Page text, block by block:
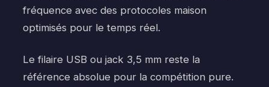
fréquence avec des protocoles maison
optimisés pour le temps réel.
Le filaire USB ou jack 3,5 mm reste la
référence absolue pour la compétition pure.